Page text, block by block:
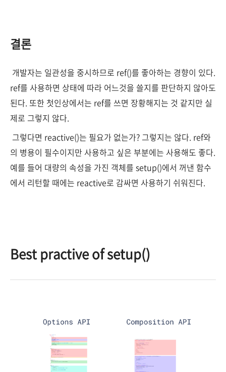
결론
개발자는 일관성을 중시하므로 ref()를 좋아하는 경향이 있다.
ref를 사용하면 상태에 따라 어느것을 쓸지를 판단하지 않아도
된다. 또한 첫인상에서는 ref를 쓰면 장황해지는 것 같지만 실
제로 그렇지 않다.
그렇다면 reactive()는 필요가 없는가? 그렇지는 않다. ref와
의 병용이 필수이지만 사용하고 싶은 부분에는 사용해도 좋다.
예를 들어 대량의 속성을 가진 객체를 setup()에서 꺼낸 함수
에서 리턴할 때에는 reactive로 감싸면 사용하기 쉬워진다.
Best practive of setup()